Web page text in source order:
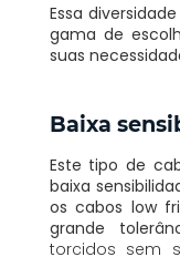
Essa
gama de
suas
Baixa
Este tipo de
baixa
os cabos low
grande
torcidos sem